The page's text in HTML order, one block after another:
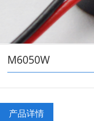
M6050W
产品详情